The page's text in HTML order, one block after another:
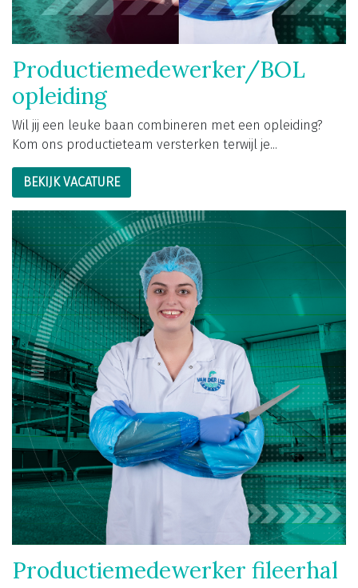
Productiemedewerker/BOL
opleiding
Wil jij een leuke baan combineren met een opleiding?
Kom ons productieteam versterken terwijl je...
BEKIJK VACATURE
Productiemedewerker fileerhal